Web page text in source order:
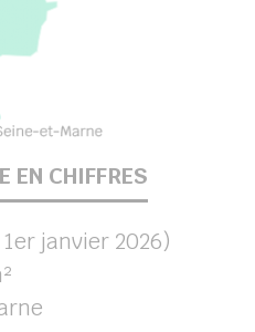
EN CHIFFRES
er janvier 2026)